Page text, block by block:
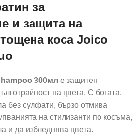
за
и защита на
коса Joico
300мл е защитен
на цвета. С богата,
без сулфати, бързо отмива
на стилизанти по косъма,
и да избледнява цвета.